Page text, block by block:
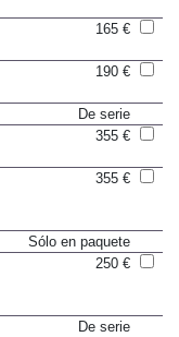
165 €
190 €
De serie
355 €
355 €
Sólo en paquete
250 €
De serie